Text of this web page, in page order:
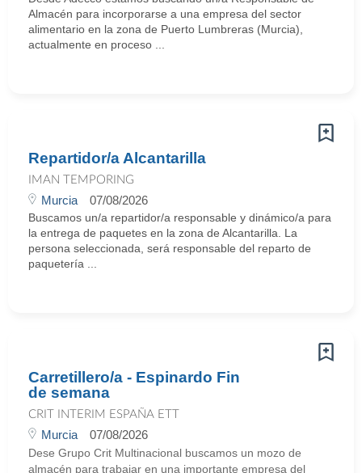
Almacén para incorporarse a una empresa del sector
alimentario en la zona de Puerto Lumbreras (Murcia),
actualmente en proceso ...
Repartidor/a Alcantarilla
IMAN TEMPORING
Murcia 07/08/2026
Buscamos un/a repartidor/a responsable y dinámico/a para
la entrega de paquetes en la zona de Alcantarilla. La
persona seleccionada, será responsable del reparto de
paquetería ...
Carretillero/a - Espinardo Fin
de semana
CRIT INTERIM ESPAÑA ETT
Murcia 07/08/2026
Dese Grupo Crit Multinacional buscamos un mozo de
almacén para trabajar en una importante empresa del